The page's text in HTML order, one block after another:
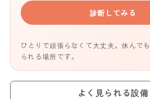
診断してみる
ひとりで頑張らなくて大丈夫。休んで
られる場所です。
よく見られる設備